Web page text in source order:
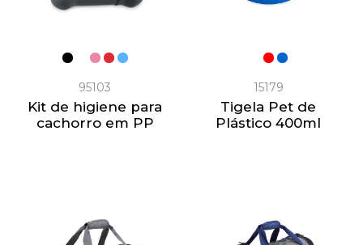
95103
Kit de higiene para
cachorro em PP
15179
Tigela Pet de
Plástico 400ml